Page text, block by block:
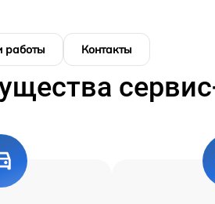
работы Контакты